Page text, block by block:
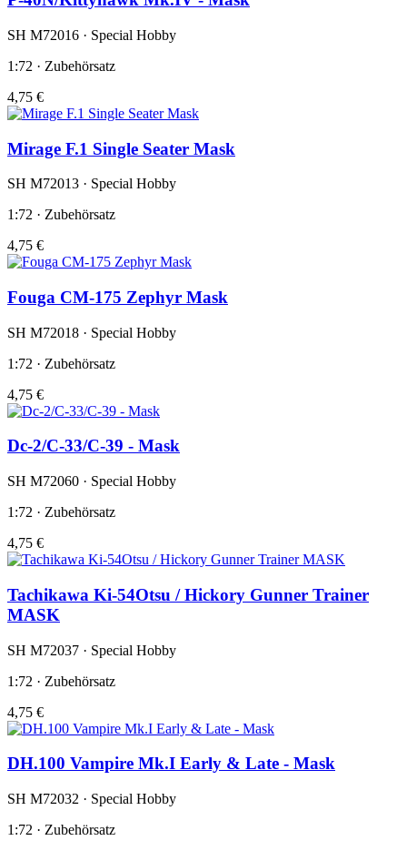
SH M72016 · Special Hobby
1:72 · Zubehörsatz
4,75 €
Mirage F.1 Single Seater Mask
SH M72013 · Special Hobby
1:72 · Zubehörsatz
4,75 €
Fouga CM-175 Zephyr Mask
SH M72018 · Special Hobby
1:72 · Zubehörsatz
4,75 €
Dc-2/C-33/C-39 - Mask
SH M72060 · Special Hobby
1:72 · Zubehörsatz
4,75 €
Tachikawa Ki-54Otsu / Hickory Gunner Trainer
MASK
SH M72037 · Special Hobby
1:72 · Zubehörsatz
4,75 €
DH.100 Vampire Mk.I Early & Late - Mask
SH M72032 · Special Hobby
1:72 · Zubehörsatz